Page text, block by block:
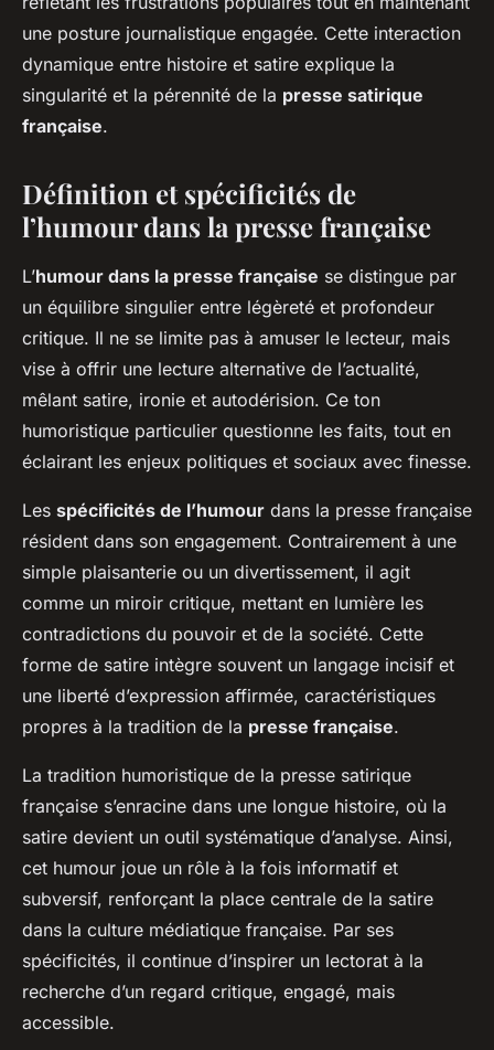
une posture journalistique engagée. Cette interaction
dynamique entre histoire et satire explique la
singularité et la pérennité de la presse satirique
française.
Définition et spécificités de
l’humour dans la presse française
L’humour dans la presse française se distingue par
un équilibre singulier entre légèreté et profondeur
critique. Il ne se limite pas à amuser le lecteur, mais
vise à offrir une lecture alternative de l’actualité,
mêlant satire, ironie et autodérision. Ce ton
humoristique particulier questionne les faits, tout en
éclairant les enjeux politiques et sociaux avec finesse.
Les spécificités de l’humour dans la presse française
résident dans son engagement. Contrairement à une
simple plaisanterie ou un divertissement, il agit
comme un miroir critique, mettant en lumière les
contradictions du pouvoir et de la société. Cette
forme de satire intègre souvent un langage incisif et
une liberté d’expression affirmée, caractéristiques
propres à la tradition de la presse française.
La tradition humoristique de la presse satirique
française s’enracine dans une longue histoire, où la
satire devient un outil systématique d’analyse. Ainsi,
cet humour joue un rôle à la fois informatif et
subversif, renforçant la place centrale de la satire
dans la culture médiatique française. Par ses
spécificités, il continue d’inspirer un lectorat à la
recherche d’un regard critique, engagé, mais
accessible.